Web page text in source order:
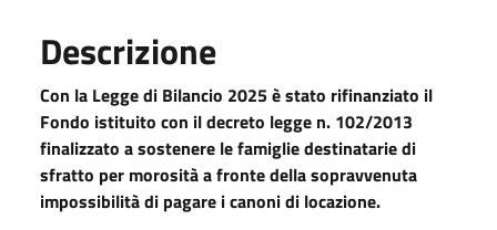
Descrizione
Con la Legge di Bilancio 2025 è stato rifinanziato il
Fondo istituito con il decreto legge n. 102/2013
finalizzato a sostenere le famiglie destinatarie di
sfratto per morosità a fronte della sopravvenuta
impossibilità di pagare i canoni di locazione.